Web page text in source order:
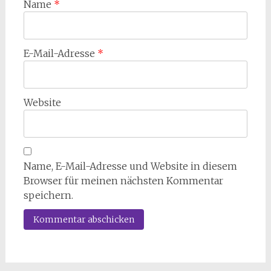
Name *
E-Mail-Adresse *
Website
Name, E-Mail-Adresse und Website in diesem
Browser für meinen nächsten Kommentar
speichern.